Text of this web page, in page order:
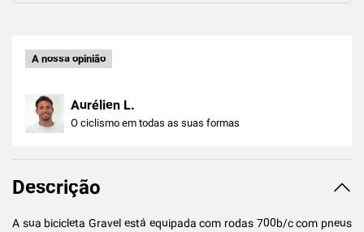
A nossa opinião
Aurélien L.
O ciclismo em todas as suas formas
Descrição
A sua bicicleta Gravel está equipada com rodas 700b/c com pneus